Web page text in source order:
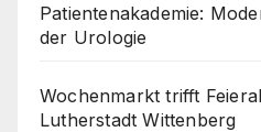
Patientenakademie:
der Urologie
Wochenmarkt trifft
Lutherstadt Wittenberg